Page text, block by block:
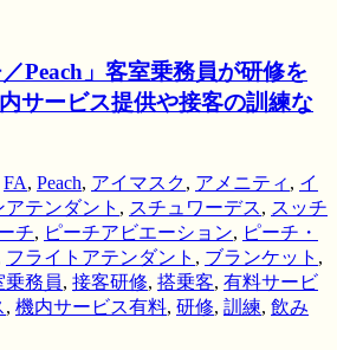
Peach」客室乗務員が研修を
サービス提供や接客の訓練な
FA, Peach, アイマスク, アメニティ , イ
アテンダント , スチュワーデス, スッチ
チ, ピーチアビエーション, ピーチ・
フライトアテンダント , ブランケット ,
乗務員, 接客研修, 搭乗客, 有料サービ
, 機内サービス有料, 研修, 訓練, 飲み